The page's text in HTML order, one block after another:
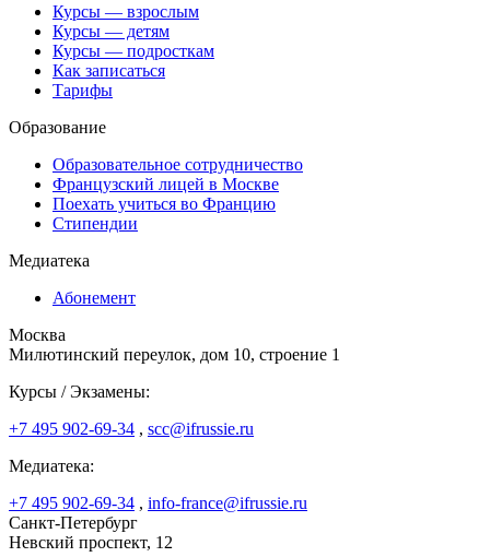
Курсы — взрослым
Курсы — детям
Курсы — подросткам
Как записаться
Тарифы
Образование
Образовательное сотрудничество
Французский лицей в Москве
Поехать учиться во Францию
Стипендии
Медиатека
Абонемент
Москва
Милютинский переулок, дом 10, строение 1
Курсы / Экзамены:
+7 495 902-69-34 , scc@ifrussie.ru
Медиатека:
+7 495 902-69-34 , info-france@ifrussie.ru
Санкт-Петербург
Невский проспект, 12